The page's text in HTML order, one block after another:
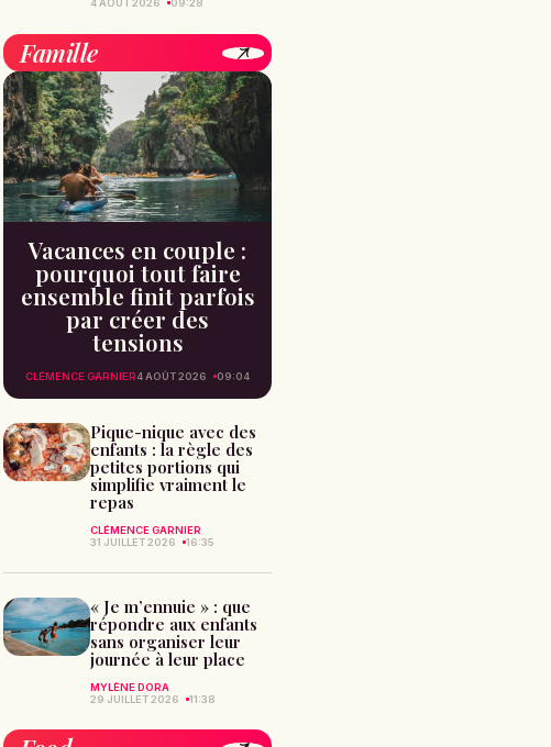
4 AOÛT 2026
09:28
Famille
Vacances en couple :
pourquoi tout faire
ensemble finit parfois
par créer des
tensions
CLÉMENCE GARNIER4 AOÛT 2026 09:04
Pique-nique avec des
enfants : la règle des
petites portions qui
simplifie vraiment le
repas
CLÉMENCE GARNIER
31 JUILLET 2026
16:35
« Je m’ennuie » : que
répondre aux enfants
sans organiser leur
journée à leur place
MYLÈNE DORA
29 JUILLET 2026
11:38